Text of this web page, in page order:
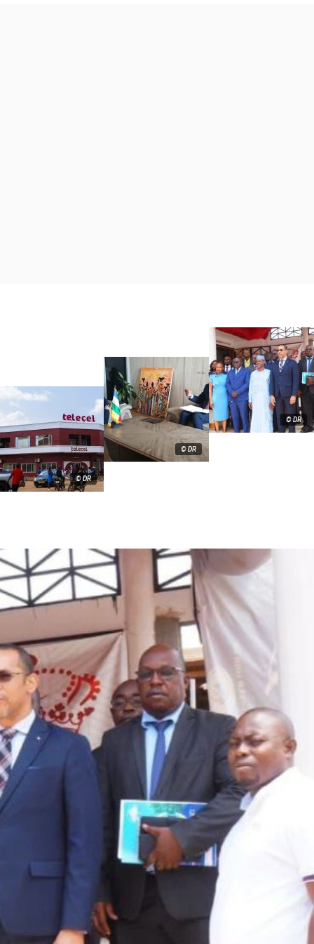
© DR
© DR
© DR